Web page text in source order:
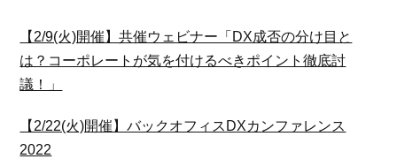
【2/9(火)開催】共催ウェビナー「DX成否の分け目と
は？コーポレートが気を付けるべきポイント徹底討
議！」
【2/22(火)開催】バックオフィスDXカンファレンス
2022